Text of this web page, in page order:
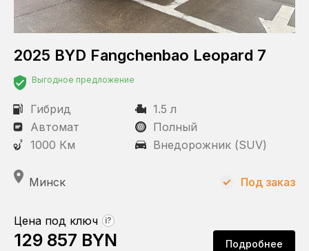
С пробегом
Статус
Под заказ
Пробег
Автомат
2025 BYD Fangchenbao Leopard 7
Выгодное предложение
Гибрид
1.5 л
Автомат
Полный
1000 Км
Внедорожник (SUV)
Минск
Цена под ключ ?
129 857 BYN Подробнее
Под заказ